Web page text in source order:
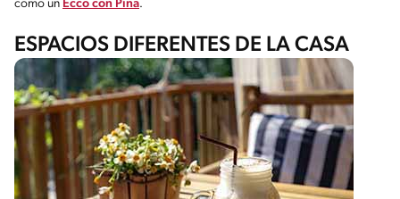
como un Ecco con Piña.
ESPACIOS DIFERENTES DE LA CASA